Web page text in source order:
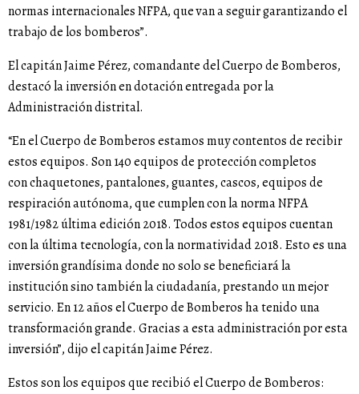
normas internacionales NFPA, que van a seguir garantizando el
trabajo de los bomberos”.
El capitán Jaime Pérez, comandante del Cuerpo de Bomberos,
destacó la inversión en dotación entregada por la
Administración distrital.
“En el Cuerpo de Bomberos estamos muy contentos de recibir
estos equipos. Son 140 equipos de protección completos
con chaquetones, pantalones, guantes, cascos, equipos de
respiración autónoma, que cumplen con la norma NFPA
1981/1982 última edición 2018. Todos estos equipos cuentan
con la última tecnología, con la normatividad 2018. Esto es una
inversión grandísima donde no solo se beneficiará la
institución sino también la ciudadanía, prestando un mejor
servicio. En 12 años el Cuerpo de Bomberos ha tenido una
transformación grande. Gracias a esta administración por esta
inversión”, dijo el capitán Jaime Pérez.
Estos son los equipos que recibió el Cuerpo de Bomberos: